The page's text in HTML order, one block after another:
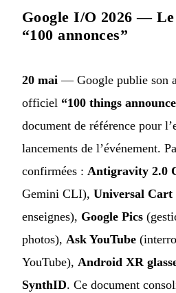
Google I/O 2026 —
“100 annonces”
20 mai — Google publie son
officiel “100 things
document de référence pour
lancements de l’événement.
confirmées : Antigravity 2.0
Gemini CLI), Universal Cart
enseignes), Google Pics
photos), Ask YouTube
YouTube), Android XR
SynthID. Ce document